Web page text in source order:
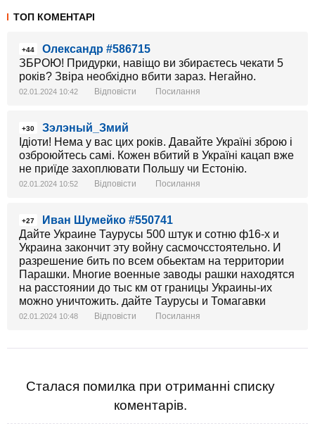
ТОП КОМЕНТАРІ
+44
Олександр #586715
ЗБРОЮ! Придурки, навіщо ви збираєтесь чекати 5
років? Звіра необхідно вбити зараз. Негайно.
02.01.2024 10:42 Відповісти Посилання
+30
Зэлэный_Змий
Ідіоти! Нема у вас цих років. Давайте Україні зброю і
озброюйтесь самі. Кожен вбитий в Україні кацап вже
не приїде захоплювати Польшу чи Естонію.
02.01.2024 10:52 Відповісти Посилання
+27
Иван Шумейко #550741
Дайте Украине Таурусы 500 штук и сотню ф16-х и
Украина закончит эту войну сасмочсстоятельно. И
разрешение бить по всем обьектам на территории
Парашки. Многие военные заводы рашки находятся
на расстоянии до тыс км от границы Украины-их
можно уничтожить. дайте Таурусы и Томагавки
02.01.2024 10:48 Відповісти Посилання
Сталася помилка при отриманні списку
коментарів.